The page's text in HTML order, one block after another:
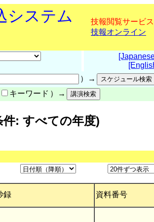
システム
技報閲覧サービス
技報オンライン
）→
キーワード ）→
: すべての年度)
録 資料番号